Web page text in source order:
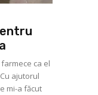
ca el
ajutorul
mi-a făcut